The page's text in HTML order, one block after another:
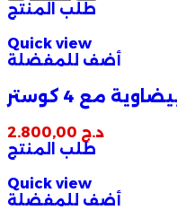
طلب المنتج
Quick view
أضف للمفضلة
مع 4 كوستر
د.ج
طلب المنتج
Quick view
أضف للمفضلة